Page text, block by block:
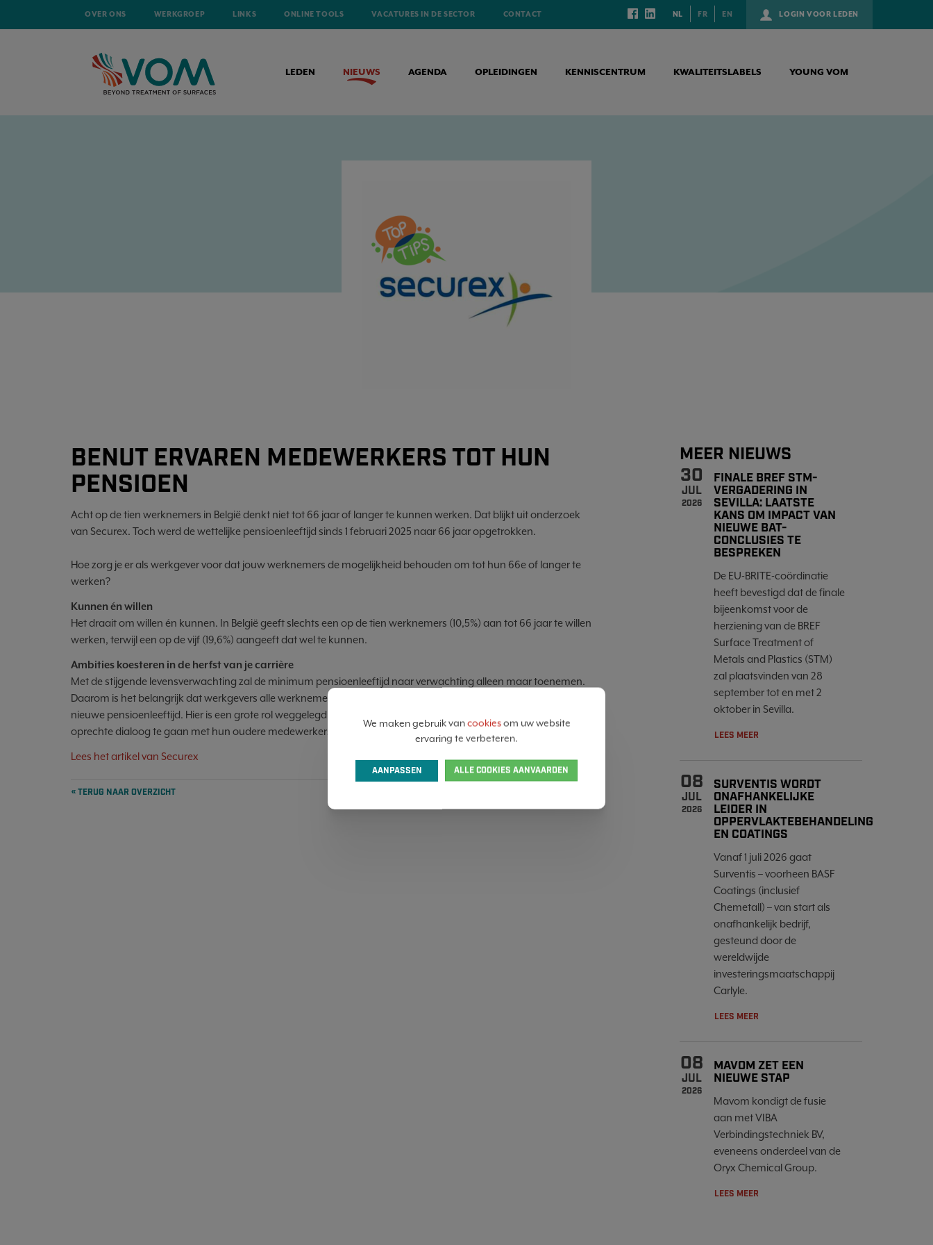
OVER ONS WERKGROEP LINKS ONLINE TOOLS VACATURES IN DE SECTOR CONTACT LOGIN VOOR LEDEN
NL FR EN
LEDEN NIEUWS AGENDA OPLEIDINGEN KENNISCENTRUM KWALITEITSLABELS YOUNG VOM
NIEUWS BENUT ERVAREN MEDEWERKERS TOT HUN PENSIOEN
BENUT ERVAREN MEDEWERKERS TOT HUN
PENSIOEN
Acht op de tien werknemers in België denkt niet tot 66 jaar of langer te kunnen werken. Dat blijkt uit onderzoek
van Securex. Toch werd de wettelijke pensioenleeftijd sinds 1 februari 2025 naar 66 jaar opgetrokken.
Hoe zorg je er als werkgever voor dat jouw werknemers de mogelijkheid behouden om tot hun 66e of langer te
werken?
Kunnen én willen
Het draait om willen én kunnen. In België geeft slechts een op de tien werknemers (10,5%) aan tot 66 jaar te willen
werken, terwijl een op de vijf (19,6%) aangeeft dat wel te kunnen.
Ambities koesteren in de herfst van je carrière
Met de stijgende levensverwachting zal de minimum pensioenleeftijd naar verwachting alleen maar toenemen.
Daarom is het belangrijk dat werkgevers alle werknemers, jong en oud, informeren en sensibiliseren over deze
nieuwe pensioenleeftijd. Hier is een grote rol weggelegd voor leidinggevenden, om mee te zijn in dit verhaal en in
oprechte dialoog te gaan met hun oudere medewerkers.
Lees het artikel van Securex
« TERUG NAAR OVERZICHT
MEER NIEUWS
30
JUL
2026
FINALE BREF STM-
VERGADERING IN
SEVILLA: LAATSTE
KANS OM IMPACT VAN
NIEUWE BAT-
CONCLUSIES TE
BESPREKEN
De EU-BRITE-coördinatie
heeft bevestigd dat de finale
bijeenkomst voor de
herziening van de BREF
Surface Treatment of
Metals and Plastics (STM)
zal plaatsvinden van 28
september tot en met 2
oktober in Sevilla.
LEES MEER
08
JUL
2026
SURVENTIS WORDT
ONAFHANKELIJKE
LEIDER IN
OPPERVLAKTEBEHANDELING
EN COATINGS
Vanaf 1 juli 2026 gaat
Surventis – voorheen BASF
Coatings (inclusief
Chemetall) – van start als
onafhankelijk bedrijf,
gesteund door de
wereldwijde
investeringsmaatschappij
Carlyle.
LEES MEER
08
JUL
2026
MAVOM ZET EEN
NIEUWE STAP
Mavom kondigt de fusie
aan met VIBA
Verbindingstechniek BV,
eveneens onderdeel van de
Oryx Chemical Group.
LEES MEER
We maken gebruik vancookiesom uw website
ervaring te verbeteren.
AANPASSEN ALLE COOKIES AANVAARDEN